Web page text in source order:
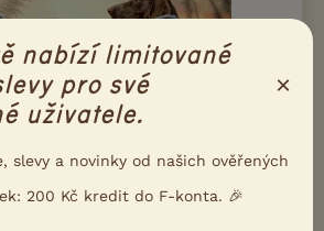
ohaře - Nabízíme krásná
nabízí limitované
pro své
uživatele.
×
slevy a novinky od našich ověřených
200 Kč kredit do F-konta. 🎉